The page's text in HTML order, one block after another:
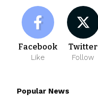
Facebook
Like
Twitter
Follow
Popular News